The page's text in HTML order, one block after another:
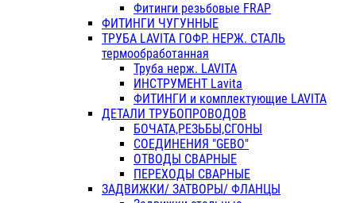
Фитинги резьбовые FRAP
ФИТИНГИ ЧУГУННЫЕ
ТРУБА LAVITA ГОФР. НЕРЖ. СТАЛЬ
термообработанная
Труба нерж. LAVITA
ИНСТРУМЕНТ Lavita
ФИТИНГИ и комплектующие LAVITA
ДЕТАЛИ ТРУБОПРОВОДОВ
БОЧАТА,РЕЗЬБЫ,СГОНЫ
СОЕДИНЕНИЯ "GEBO"
ОТВОДЫ СВАРНЫЕ
ПЕРЕХОДЫ СВАРНЫЕ
ЗАДВИЖКИ/ ЗАТВОРЫ/ ФЛАНЦЫ